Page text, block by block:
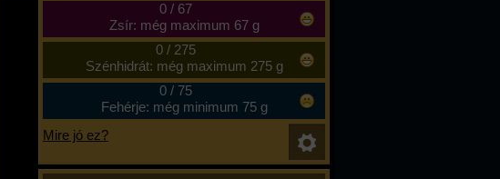
0/ 67
Zsír: még maximum 67 g
0/ 275
Szénhidrát: még maximum 275 g
0/ 75
Fehérje: még minimum 75 g
Mire jó ez?